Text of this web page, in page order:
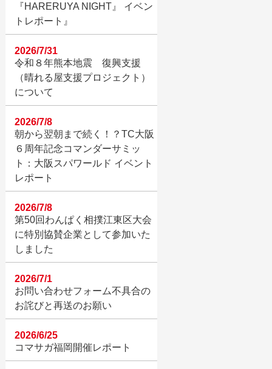
『HARERUYA NIGHT』 イベン
トレポート』
令和８年熊本地震 復興支援
（晴れる屋支援プロジェクト）
について
2026/7/31
朝から翌朝まで続く！？TC大阪
６周年記念コマンダーサミッ
ト：大阪スパワールド イベント
レポート
2026/7/8
第50回わんぱく相撲江東区大会
に特別協賛企業として参加いた
しました
2026/7/8
お問い合わせフォーム不具合の
お詫びと再送のお願い
2026/7/1
コマサガ福岡開催レポート
2026/6/25